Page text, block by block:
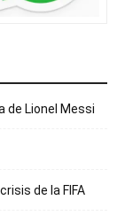
de Lionel Messi
de la FIFA